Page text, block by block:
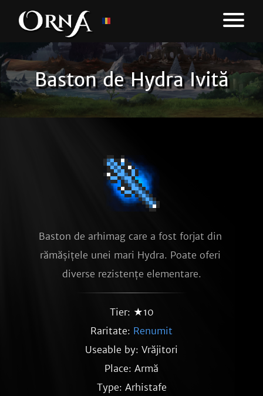
Baston de Hydra Ivită
Baston de arhimag care a fost forjat din
rămășițele unei mari Hydra. Poate oferi
diverse rezistențe elementare.
Tier: ★10
Raritate: Renumit
Useable by: Vrăjitori
Place: Armă
Type: Arhistafe